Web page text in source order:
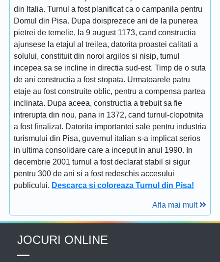
din Italia. Turnul a fost planificat ca o campanila pentru
Domul din Pisa. Dupa doisprezece ani de la punerea
pietrei de temelie, la 9 august 1173, cand constructia
ajunsese la etajul al treilea, datorita proastei calitati a
solului, constituit din noroi argilos si nisip, turnul
incepea sa se incline in directia sud-est. Timp de o suta
de ani constructia a fost stopata. Urmatoarele patru
etaje au fost construite oblic, pentru a compensa partea
inclinata. Dupa aceea, constructia a trebuit sa fie
intrerupta din nou, pana in 1372, cand turnul-clopotnita
a fost finalizat. Datorita importantei sale pentru industria
turismului din Pisa, guvernul italian s-a implicat serios
in ultima consolidare care a inceput in anul 1990. In
decembrie 2001 turnul a fost declarat stabil si sigur
pentru 300 de ani si a fost redeschis accesului
publicului. Descarca si coloreaza Turnul din Pisa!
Afla mai mult
JOCURI ONLINE